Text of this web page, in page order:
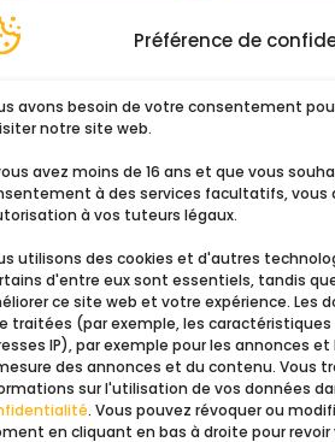
Préférence de
avons besoin de votre consentement
notre site web.
avez moins de 16 ans et que vous
à des services facultatifs, vous
à vos tuteurs légaux.
utilisons des cookies et d'autres
d'entre eux sont essentiels, tandis
ce site web et votre expérience. Les
traitées (par exemple, les caractéristiques
IP), par exemple pour les annonces
des annonces et du contenu. Vous
sur l'utilisation de vos données
. Vous pouvez révoquer ou
en cliquant en bas à droite pour
tutorials
is sometimes the only way to
fairly simple to perform, if you
the...